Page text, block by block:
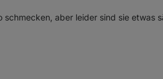
schmecken, aber leider sind sie etwas